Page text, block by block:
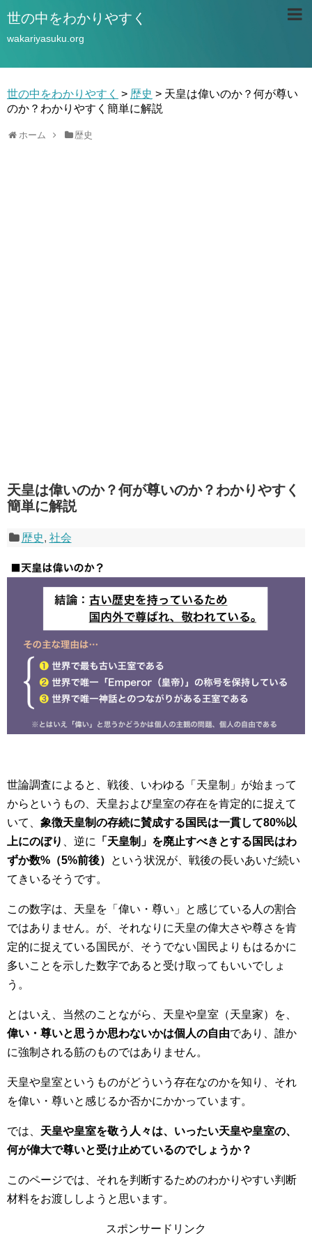
世の中をわかりやすく
wakariyasuku.org
世の中をわかりやすく > 歴史 > 天皇は偉いのか？何が尊い
のか？わかりやすく簡単に解説
ホーム 歴史
天皇は偉いのか？何が尊いのか？わかりやすく
簡単に解説
歴史, 社会
世論調査によると、戦後、いわゆる「天皇制」が始まって
からというもの、天皇および皇室の存在を肯定的に捉えて
いて、 象徴天皇制の存続に賛成する国民は一貫して80%以
上にのぼり 、逆に 「天皇制」を廃止すべきとする国民はわ
ずか数%（5%前後）
という状況が、戦後の長いあいだ続い
てきいるそうです。
この数字は、天皇を「偉い・尊い」と感じている人の割合
ではありません。が、それなりに天皇の偉大さや尊さを肯
定的に捉えている国民が、そうでない国民よりもはるかに
多いことを示した数字であると受け取ってもいいでしょ
う。
とはいえ、当然のことながら、天皇や皇室（天皇家）を、
偉い・尊いと思うか思わないかは個人の自由であり、誰か
に強制される筋のものではありません。
天皇や皇室というものがどういう存在なのかを知り、それ
を偉い・尊いと感じるか否かにかかっています。
では、 天皇や皇室を敬う人々は、いったい天皇や皇室の、
何が偉大で尊いと受け止めているのでしょうか？
このページでは、それを判断するためのわかりやすい判断
材料をお渡ししようと思います。
スポンサードリンク